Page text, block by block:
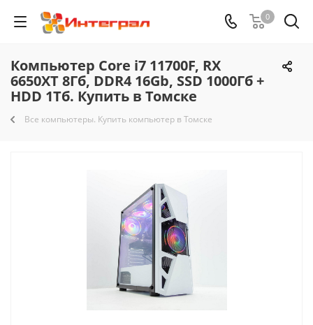
0
Компьютер Core i7 11700F, RX
6650XT 8Гб, DDR4 16Gb, SSD 1000Гб +
HDD 1Тб. Купить в Томске
Все компьютеры. Купить компьютер в Томске